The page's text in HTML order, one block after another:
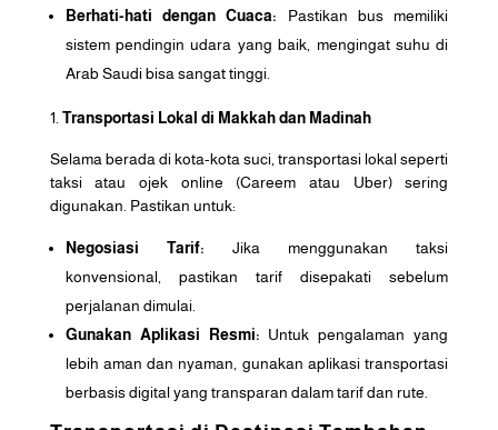
Berhati-hati dengan Cuaca: Pastikan bus memiliki
sistem pendingin udara yang baik, mengingat suhu di
Arab Saudi bisa sangat tinggi.
Transportasi Lokal di Makkah dan Madinah
Selama berada di kota-kota suci, transportasi lokal seperti
taksi atau ojek online (Careem atau Uber) sering
digunakan. Pastikan untuk:
Negosiasi Tarif: Jika menggunakan taksi
konvensional, pastikan tarif disepakati sebelum
perjalanan dimulai.
Gunakan Aplikasi Resmi: Untuk pengalaman yang
lebih aman dan nyaman, gunakan aplikasi transportasi
berbasis digital yang transparan dalam tarif dan rute.